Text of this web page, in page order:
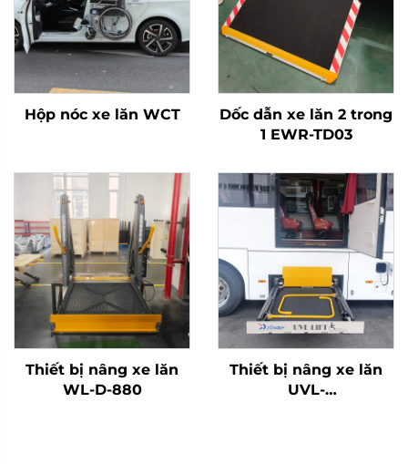
Hộp nóc xe lăn WCT
Dốc dẫn xe lăn 2 trong
1 EWR-TD03
Thiết bị nâng xe lăn
WL-D-880
Thiết bị nâng xe lăn
UVL-